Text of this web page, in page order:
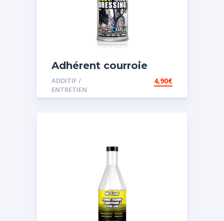
Adhérent courroie
ADDITIF /
ENTRETIEN
4,90€